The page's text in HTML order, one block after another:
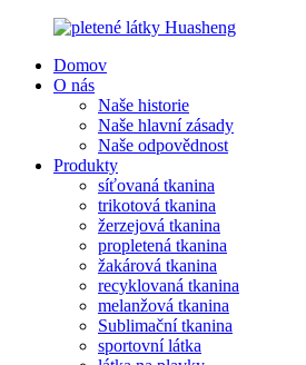
Domov
O nás
Naše historie
Naše hlavní zásady
Naše odpovědnost
Produkty
síťovaná tkanina
trikotová tkanina
žerzejová tkanina
propletená tkanina
žakárová tkanina
recyklovaná tkanina
melanžová tkanina
Sublimační tkanina
sportovní látka